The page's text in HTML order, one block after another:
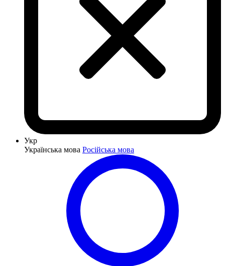
Укр
Українська мова Російська мова